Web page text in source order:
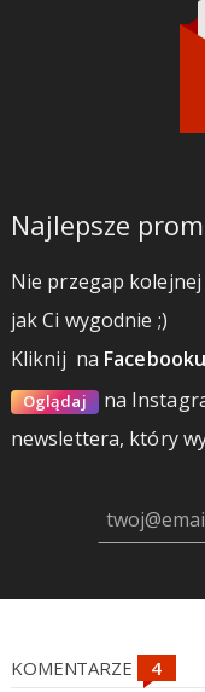
Najlepsze
Nie przegap kolejnej
jak Ci wygodnie ;)
Kliknij na Facebooku
Oglądaj na
newslettera, który
KOMENTARZE